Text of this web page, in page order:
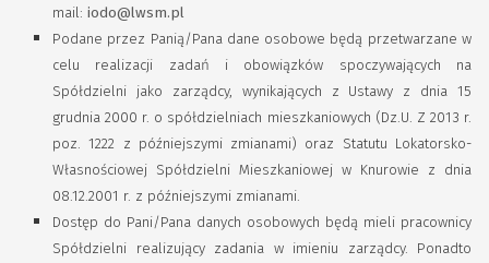
mail: iodo@lwsm.pl
Podane przez Panią/Pana dane osobowe będą przetwarzane w
celu realizacji zadań i obowiązków spoczywających na
Spółdzielni jako zarządcy, wynikających z Ustawy z dnia 15
grudnia 2000 r. o spółdzielniach mieszkaniowych (Dz.U. Z 2013 r.
poz. 1222 z późniejszymi zmianami) oraz Statutu Lokatorsko-
Własnościowej Spółdzielni Mieszkaniowej w Knurowie z dnia
08.12.2001 r. z późniejszymi zmianami.
Dostęp do Pani/Pana danych osobowych będą mieli pracownicy
Spółdzielni realizujący zadania w imieniu zarządcy. Ponadto